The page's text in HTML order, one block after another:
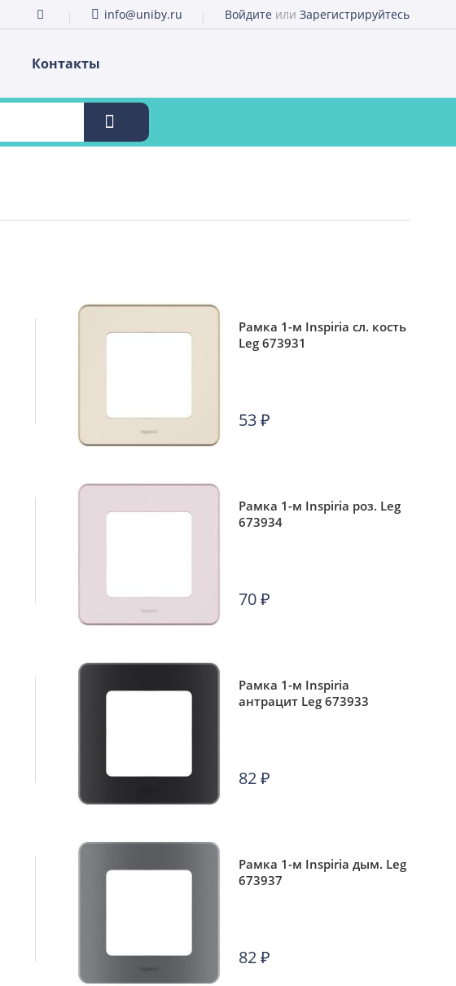
info@uniby.ru Войдите или Зарегистрируйтесь
Контакты
Рамка 1-м Inspiria сл. кость
Leg 673931
53₽
Рамка 1-м Inspiria роз. Leg
673934
70₽
Рамка 1-м Inspiria
антрацит Leg 673933
82₽
Рамка 1-м Inspiria дым. Leg
673937
82₽